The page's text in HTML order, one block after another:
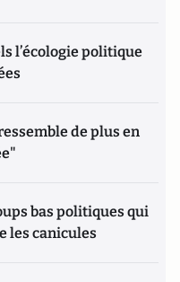
l’écologie politique
de plus en
bas politiques qui
les canicules